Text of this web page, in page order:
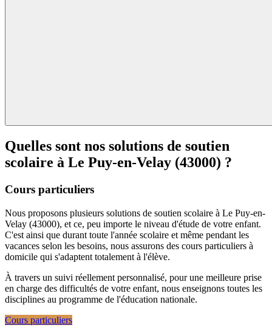
Quelles sont nos solutions de soutien
scolaire à Le Puy-en-Velay (43000) ?
Cours particuliers
Nous proposons plusieurs solutions de soutien scolaire à Le Puy-en-
Velay (43000), et ce, peu importe le niveau d'étude de votre enfant.
C'est ainsi que durant toute l'année scolaire et même pendant les
vacances selon les besoins, nous assurons des cours particuliers à
domicile qui s'adaptent totalement à l'élève.
À travers un suivi réellement personnalisé, pour une meilleure prise
en charge des difficultés de votre enfant, nous enseignons toutes les
disciplines au programme de l'éducation nationale.
Cours particuliers